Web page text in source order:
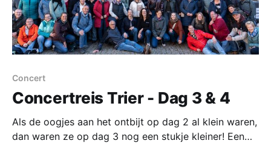
Concert
Concertreis Trier - Dag 3 & 4
Als de oogjes aan het ontbijt op dag 2 al klein waren,
dan waren ze op dag 3 nog een stukje kleiner! Een